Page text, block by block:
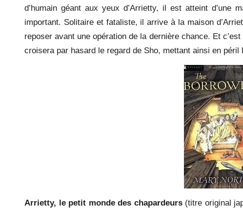
d’humain géant aux yeux d’Arrietty, il est atteint d’une
important. Solitaire et fataliste, il arrive à la maison
reposer avant une opération de la dernière chance. Et
croisera par hasard le regard de Sho, mettant ainsi en péril
Arrietty, le petit monde des chapardeurs(titre original